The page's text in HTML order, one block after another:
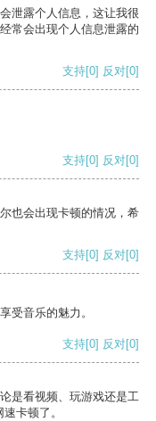
泄露个人信息，这让我很
常会出现个人信息泄露的
支持[0] 反对[0]
支持[0] 反对[0]
也会出现卡顿的情况，希
支持[0] 反对[0]
受音乐的魅力。
支持[0] 反对[0]
是看视频、玩游戏还是工
卡顿了。